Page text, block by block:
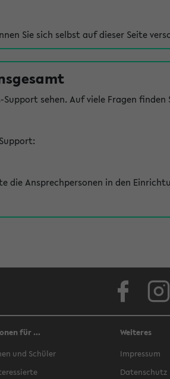
Sie sich selbst auf dieser Seite
sehen. Auf viele Fragen
die Ansprechpersonen in den
für ...
und Schüler
Weiteres
Impressum
Datenschutz